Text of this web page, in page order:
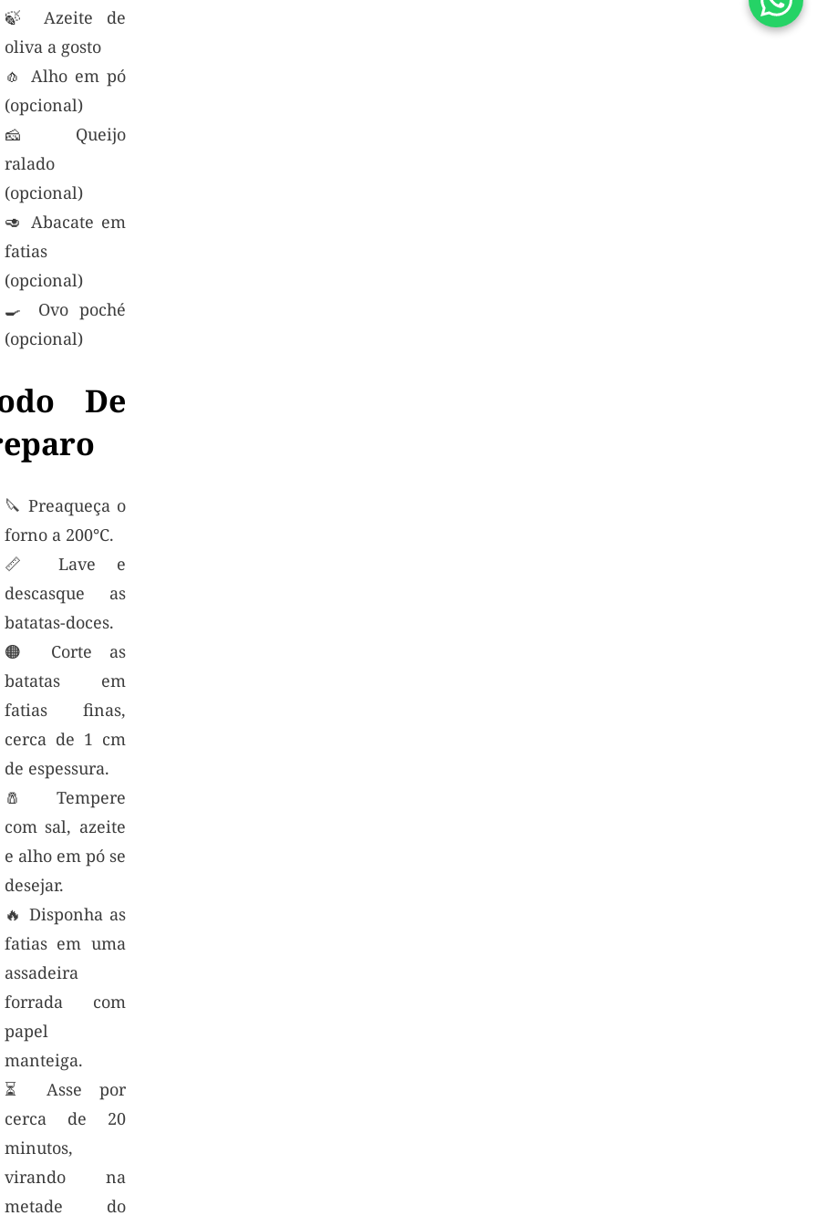
🍃 Azeite de
oliva a gosto
🧄 Alho em pó
(opcional)
🧀 Queijo
ralado
(opcional)
🥑 Abacate em
fatias
(opcional)
🍳 Ovo poché
(opcional)
De
🔪 Preaqueça o
forno a 200°C.
📏 Lave e
descasque as
batatas-doces.
🟠 Corte as
batatas em
fatias finas,
cerca de 1 cm
de espessura.
🧂 Tempere
com sal, azeite
e alho em pó se
desejar.
🔥 Disponha as
fatias em uma
assadeira
forrada com
papel
manteiga.
⏳ Asse por
cerca de 20
minutos,
virando na
metade do